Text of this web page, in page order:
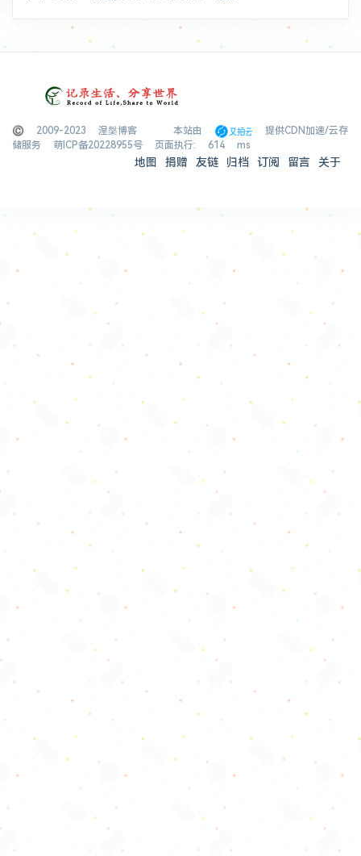
© 2009-2023 涅槃博客 本站由
提供CDN加速/云存
储服务
萌ICP备20228955号 页面执行: 614 ms
地图 捐赠 友链 归档 订阅 留言 关于